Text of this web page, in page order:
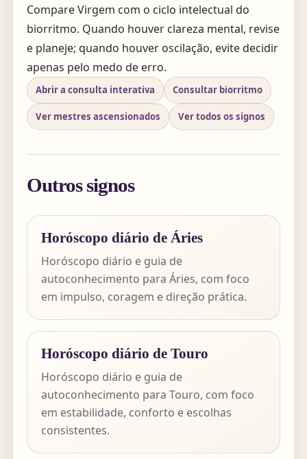
Compare Virgem com o ciclo intelectual do
biorritmo. Quando houver clareza mental, revise
e planeje; quando houver oscilação, evite decidir
apenas pelo medo de erro.
Abrir a consulta interativa Consultar biorritmo
Ver mestres ascensionados Ver todos os signos
Outros signos
Horóscopo diário de Áries
Horóscopo diário e guia de
autoconhecimento para Áries, com foco
em impulso, coragem e direção prática.
Horóscopo diário de Touro
Horóscopo diário e guia de
autoconhecimento para Touro, com foco
em estabilidade, conforto e escolhas
consistentes.